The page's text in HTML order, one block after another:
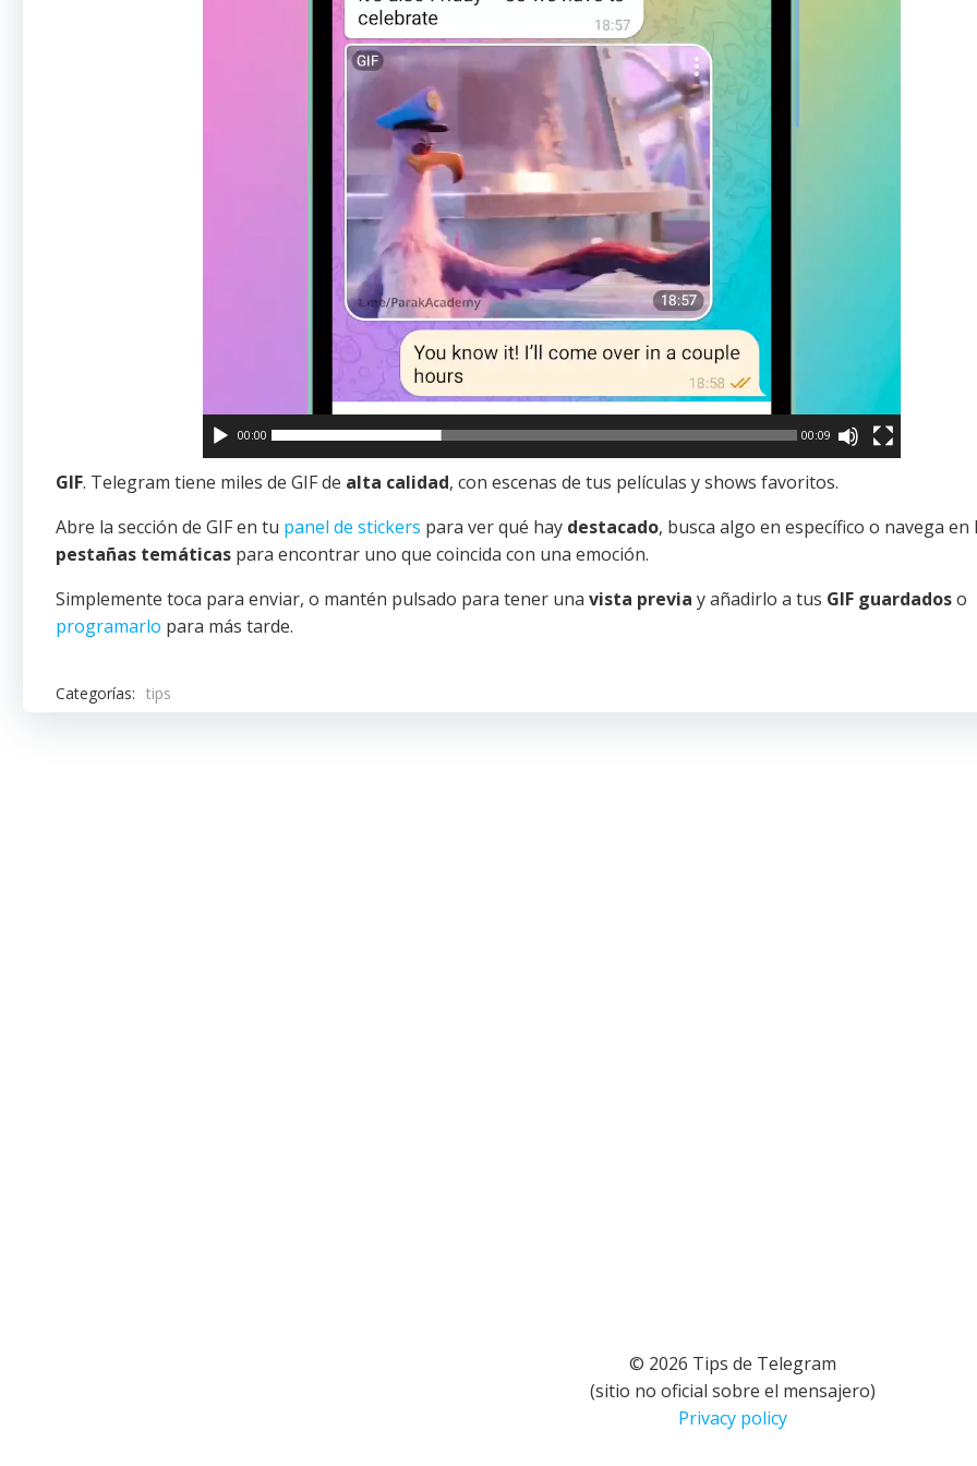
00:00 00:09
GIF. Telegram tiene miles de GIF de alta calidad, con escenas de tus películas y shows favoritos.
Abre la sección de GIF en tu panel de stickers para ver qué hay destacado, busca algo en específico o navega en
pestañas temáticas para encontrar uno que coincida con una emoción.
Simplemente toca para enviar, o mantén pulsado para tener una vista previa y añadirlo a tus GIF guardadoso
programarlo para más tarde.
Categorías: tips
© 2026 Tips de Telegram
(sitio no oficial sobre el mensajero)
Privacy policy